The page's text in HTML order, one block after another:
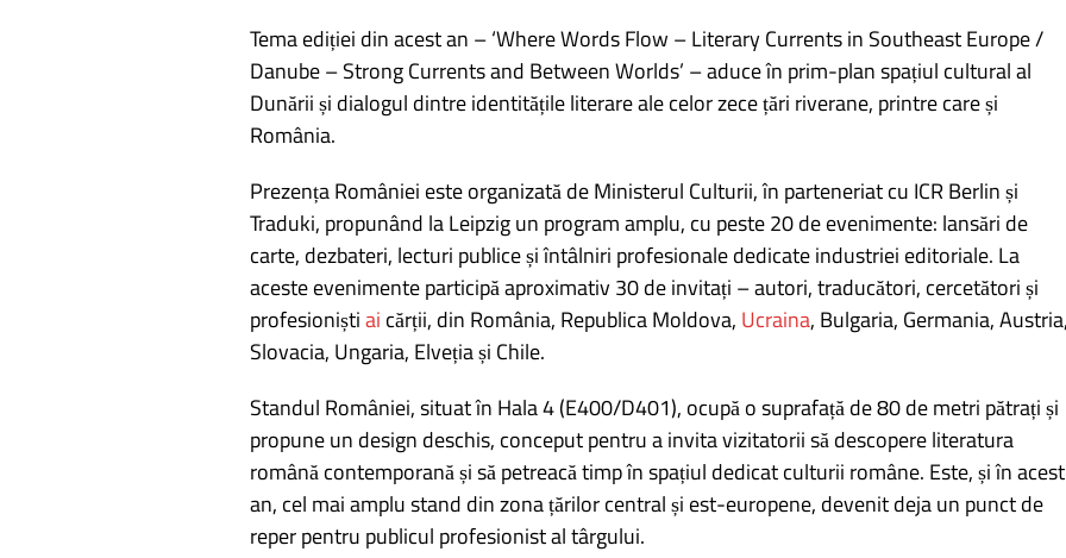
Tema ediției din acest an – ‘Where Words Flow – Literary Currents in Southeast Europe /
Danube – Strong Currents and Between Worlds’ – aduce în prim-plan spațiul cultural al
Dunării și dialogul dintre identitățile literare ale celor zece țări riverane, printre care și
România.
Prezența României este organizată de Ministerul Culturii, în parteneriat cu ICR Berlin și
Traduki, propunând la Leipzig un program amplu, cu peste 20 de evenimente: lansări de
carte, dezbateri, lecturi publice și întâlniri profesionale dedicate industriei editoriale. La
aceste evenimente participă aproximativ 30 de invitați – autori, traducători, cercetători și
profesioniștiai cărții, din România, Republica Moldova, Ucraina, Bulgaria, Germania, Austria,
Slovacia, Ungaria, Elveția și Chile.
Standul României, situat în Hala 4 (E400/D401), ocupă o suprafață de 80 de metri pătrați și
propune un design deschis, conceput pentru a invita vizitatorii să descopere literatura
română contemporană și să petreacă timp în spațiul dedicat culturii române. Este, și în acest
an, cel mai amplu stand din zona țărilor central și est-europene, devenit deja un punct de
reper pentru publicul profesionist al târgului.